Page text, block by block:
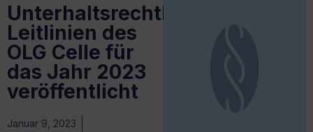
Unterhaltsrechtliche
Leitlinien des
OLG Celle für
das Jahr 2023
veröffentlicht
Januar 9, 2023